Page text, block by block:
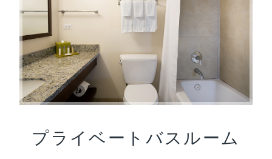
プライベートバスルーム